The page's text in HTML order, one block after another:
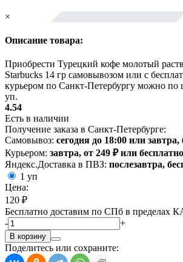
×
Описание товара:
Приобрести Турецкий кофе молотый
Starbucks 14 гр самовывозом или с
курьером по Санкт-Петербургу можно по
уп.
4.54
Есть в наличии
Получение заказа в Санкт-Петербурге:
Самовывоз: сегодня до 18:00 или завтра,
Курьером: завтра, от 249 ₽ или бесплатно
Яндекс.Доставка в ПВЗ: послезавтра,
1 уп
Цена:
120 ₽
Бесплатно доставим по СПб в пределах
-
+
В корзину
Поделитесь или сохраните: